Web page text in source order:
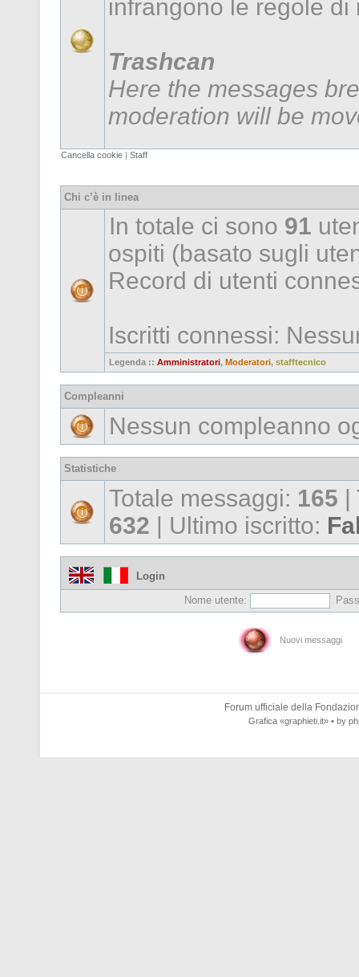
infrangono le regole di
Trashcan
Here the messages
moderation will be
Cancella cookie | Staff
Chi c’è in linea
In totale ci sono 91
ospiti (basato sugli
Record di utenti
Iscritti connessi:
Legenda :: Amministratori, Moderatori, stafftecnico
Compleanni
Nessun compleanno
Statistiche
Totale messaggi: 165 |
632 | Ultimo iscritto:
Login
Nome utente:
Nuovi messaggi
Forum ufficiale della
Grafica «graphieti.it» • by